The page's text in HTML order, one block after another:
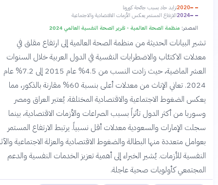
2020تزايد حاد بسبب جائحة كورونا
2024الارتفاع المستمر يعكس الأزمات الاقتصادية والاجتماعية
المصدر:منظمة الصحة العالمية - تقرير الصحة النفسية العالمي 2024
تشير البيانات الحديثة من منظمة الصحة العالمية إلى ارتفاع مقلق في
معدلات الاكتئاب والاضطرابات النفسية في الدول العربية خلال السنوات
العشر الماضية، حيث زادت النسب من 4.5% عام 2015 إلى 7.2% عام
2024. تعاني الإناث من معدلات أعلى بنسبة 60% مقارنة بالذكور، مما
يعكس الضغوط الاجتماعية والاقتصادية المختلفة. يُعتبر العراق ومصر
وسوريا من أكثر الدول تأثراً بسبب الصراعات والأزمات الاقتصادية، بينما
سجلت الإمارات والسعودية معدلات أقل نسبياً. يرتبط الارتفاع المستمر
بعوامل متعددة منها البطالة والضغوط الاقتصادية والعزلة الاجتماعية والآثار
النفسية للأزمات. يُشير الخبراء إلى أهمية تعزيز الخدمات النفسية والدعم
المجتمعي كأولويات صحية عاجلة.